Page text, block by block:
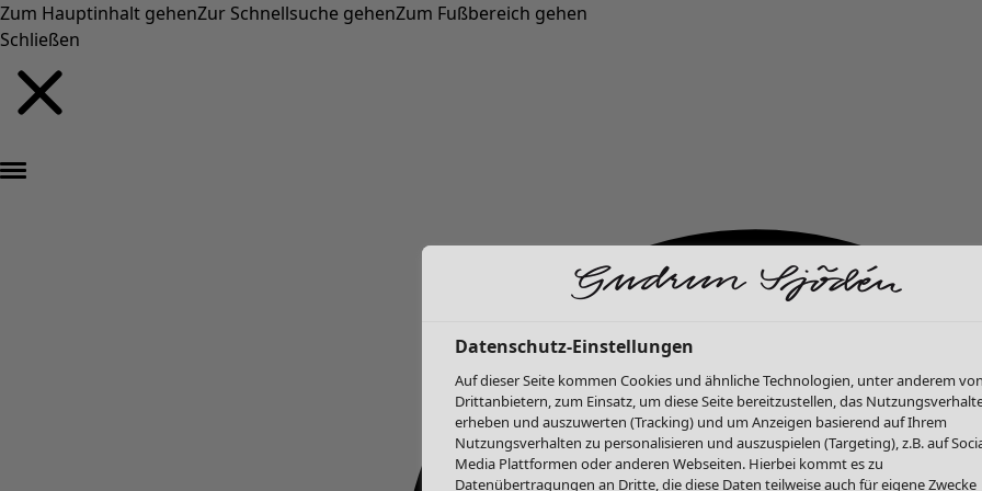
Zum Hauptinhalt gehenZur Schnellsuche gehenZum Fußbereich gehen
Schließen
Datenschutz-Einstellungen
Auf dieser Seite kommen Cookies und ähnliche Technologien, unter anderem von
Drittanbietern, zum Einsatz, um diese Seite bereitzustellen, das
erheben und auszuwerten (Tracking) und um Anzeigen basierend auf Ihrem
Nutzungsverhalten zu personalisieren und auszuspielen (Targeting), z.B. auf
Media Plattformen oder anderen Webseiten. Hierbei kommt es zu
Datenübertragungen an Dritte, die diese Daten teilweise auch für eigene Zwecke